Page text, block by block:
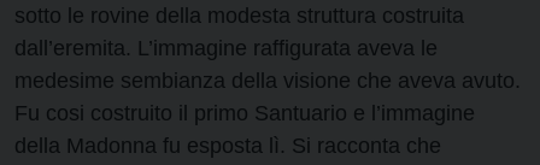
sotto le rovine della modesta struttura costruita
dall’eremita. L’immagine raffigurata aveva le
medesime sembianza della visione che aveva avuto.
Fu cosi costruito il primo Santuario e l’immagine
della Madonna fu esposta lì. Si racconta che